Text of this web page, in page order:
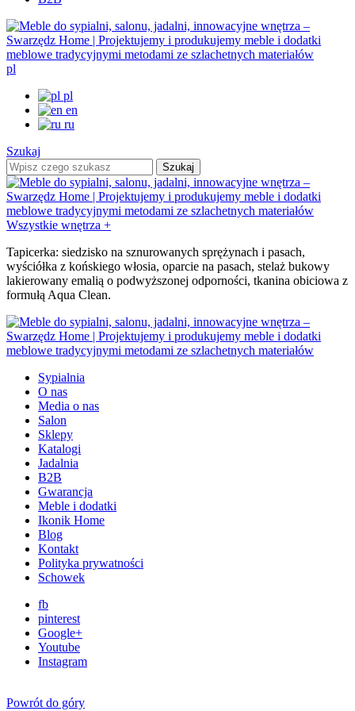
pl
pl
en
ru
Szukaj
Szukaj
Wszystkie wnętrza +
Tapicerka: siedzisko na sznurowanych sprężynach i pasach,
wyściółka z końskiego włosia, oparcie na pasach, stelaż bukowy
lakierowany emalią o podwyższonej odporności, tkanina obiciowa z
formułą Aqua Clean.
Sypialnia
O nas
Media o nas
Salon
Sklepy
Katalogi
Jadalnia
B2B
Gwarancja
Meble i dodatki
Ikonik Home
Blog
Kontakt
Polityka prywatności
Schowek
fb
pinterest
Google+
Youtube
Instagram
Powrót do góry